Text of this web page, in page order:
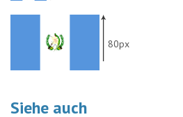
80px
Siehe auch